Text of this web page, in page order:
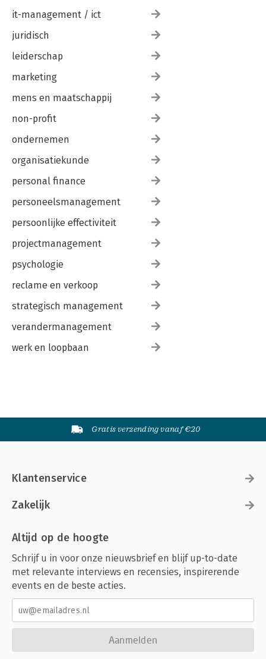
it-management / ict
juridisch
leiderschap
marketing
mens en maatschappij
non-profit
ondernemen
organisatiekunde
personal finance
personeelsmanagement
persoonlijke effectiviteit
projectmanagement
psychologie
reclame en verkoop
strategisch management
verandermanagement
werk en loopbaan
Gratis verzending vanaf €20
Klantenservice
Zakelijk
Altijd op de hoogte
Schrijf u in voor onze nieuwsbrief en blijf up-to-date
met relevante interviews en recensies, inspirerende
events en de beste acties.
Aanmelden